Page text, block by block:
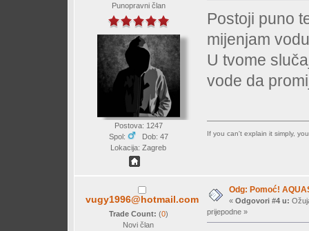
Punopravni član
Postova: 1247
Spol:
Dob: 47
Lokacija: Zagreb
Postoji puno
mijenjam
U tvome
vode da
If you can't explain it simply,
vugy1996@hotmail.com
Trade Count: (0)
Novi član
Odg: Pomoć!
« Odgovori #4 u:
prijepodne »